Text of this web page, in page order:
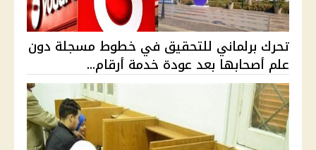
تحرك برلماني للتحقيق في خطوط مسجلة دون
علم أصحابها بعد عودة خدمة أرقام...